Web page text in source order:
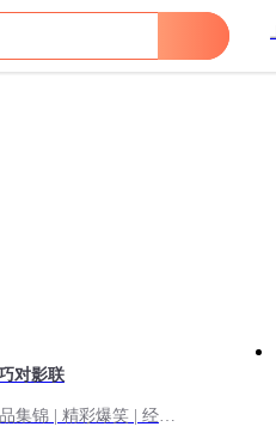
对影联
集锦 | 精彩爆笑 | 经典